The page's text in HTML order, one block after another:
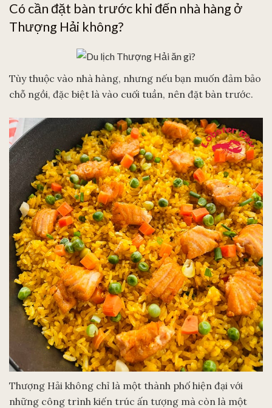
Có cần đặt bàn trước khi đến nhà hàng ở
Thượng Hải không?
Tùy thuộc vào nhà hàng, nhưng nếu bạn muốn đảm bảo
chỗ ngồi, đặc biệt là vào cuối tuần, nên đặt bàn trước.
Thượng Hải không chỉ là một thành phố hiện đại với
những công trình kiến trúc ấn tượng mà còn là một